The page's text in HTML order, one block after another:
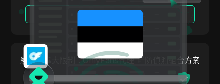
Patreon
Payoneer
PayPal
繞過加拿大限制：OnlyFans代理 + 防偵測組合方案